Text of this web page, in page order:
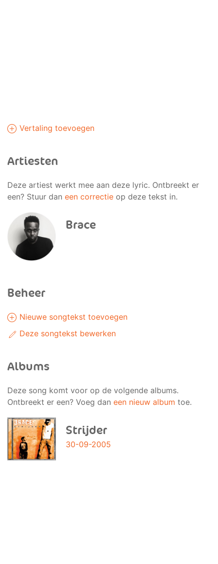
Vertaling toevoegen
Artiesten
Deze artiest werkt mee aan deze lyric. Ontbreekt er
een? Stuur dan een correctie op deze tekst in.
Brace
Beheer
Nieuwe songtekst toevoegen
Deze songtekst bewerken
Albums
Deze song komt voor op de volgende albums.
Ontbreekt er een? Voeg dan een nieuw album toe.
Strijder
30-09-2005